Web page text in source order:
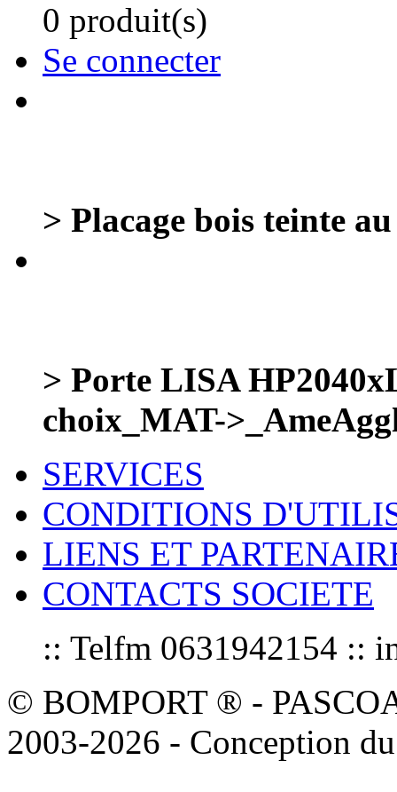
0 produit(s)
Se connecter
> Placage bois teinte
> Porte LISA
choix_MAT-
SERVICES
CONDITIONS
LIENS ET
CONTACTS SOCIETE
:: Telfm 0631942154 ::
© BOMPORT ® -
2003-2026 - Conception